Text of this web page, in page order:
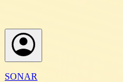
SONAR